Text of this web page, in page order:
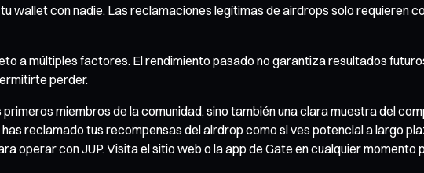
wallet con nadie. Las reclamaciones legítimas de airdrops solo requieren
a múltiples factores. El rendimiento pasado no garantiza resultados
perder.
miembros de la comunidad, sino también una clara muestra del
reclamado tus recompensas del airdrop como si ves potencial a largo
operar con JUP. Visita el sitio web o la app de Gate en cualquier